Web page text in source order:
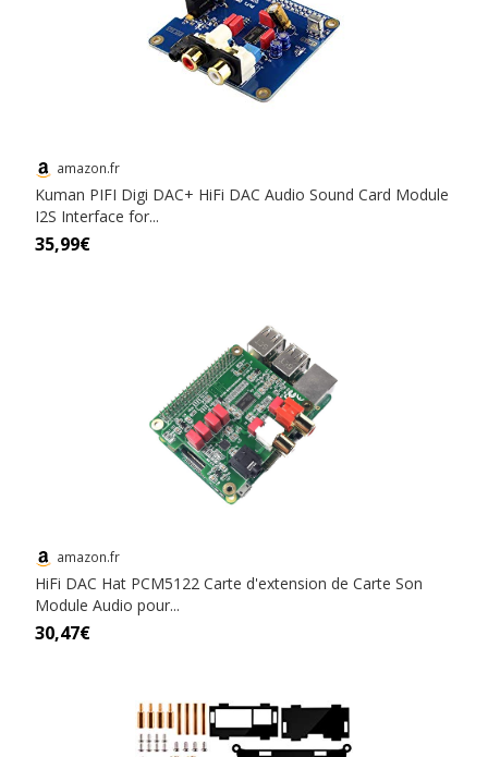
amazon.fr
Kuman PIFI Digi DAC+ HiFi DAC Audio Sound Card Module
I2S Interface for...
35,99€
amazon.fr
HiFi DAC Hat PCM5122 Carte d'extension de Carte Son
Module Audio pour...
30,47€